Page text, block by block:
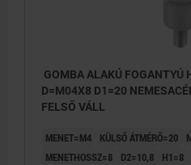
GOMBA ALAKÚ FOGANTYÚ
D=M04X8 D1=20
FELSŐ VÁLL
MENET=M4 KÜLSŐ ÁTMÉRŐ=20
MENETHOSSZ=8
D2=10,8 H1=8